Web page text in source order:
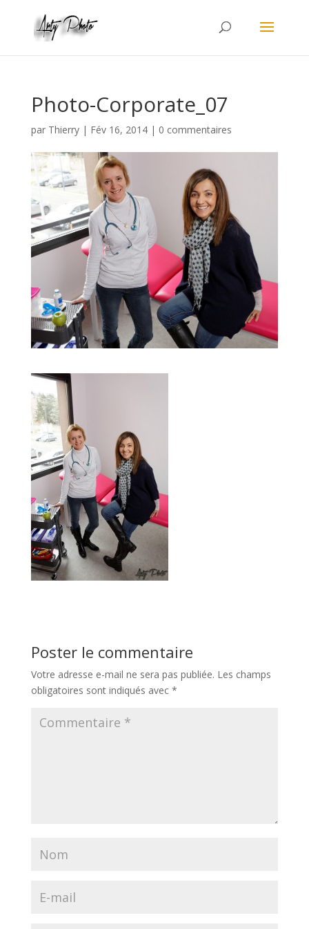
Photo-Corporate_07
par Thierry| Fév 16, 2014| 0 commentaires
Poster le commentaire
Votre adresse e-mail ne sera pas publiée. Les champs
obligatoires sont indiqués avec *